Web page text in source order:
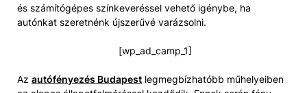
és számítógépes színkeveréssel vehető igénybe, ha
autónkat szeretnénk újszerűvé varázsolni.
[wp_ad_camp_1]
Az autófényezés Budapest legmegbízhatóbb műhelyeiben